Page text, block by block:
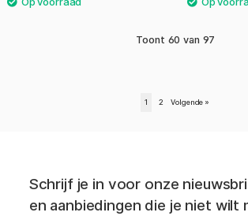
Toont 60 van 97
1 2 Volgende »
Schrijf je in voor onze
en aanbiedingen die je niet wilt